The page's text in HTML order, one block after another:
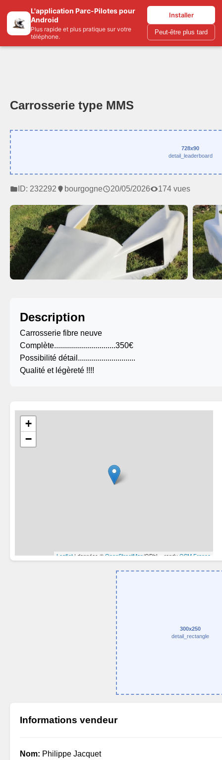
L'application Parc-Pilotes pour
Android
Plus rapide et plus pratique sur votre
téléphone.
Installer
Peut-être plus tard
Parc-pilotes.com
Carrosserie type MMS
728x90
detail_leaderboard
ID: 232292 bourgogne 20/05/2026 174 vues
Description
Carrosserie fibre neuve
Complète...............................350€
Possibilité détail.............................
Qualité et légèreté !!!!
300x250
detail_rectangle
Informations vendeur
Nom: Philippe Jacquet